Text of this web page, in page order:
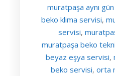
muratpaşa aynı
beko klima servisi,
servisi,
muratpaşa beko
beyaz eşya servisi,
beko servisi, orta